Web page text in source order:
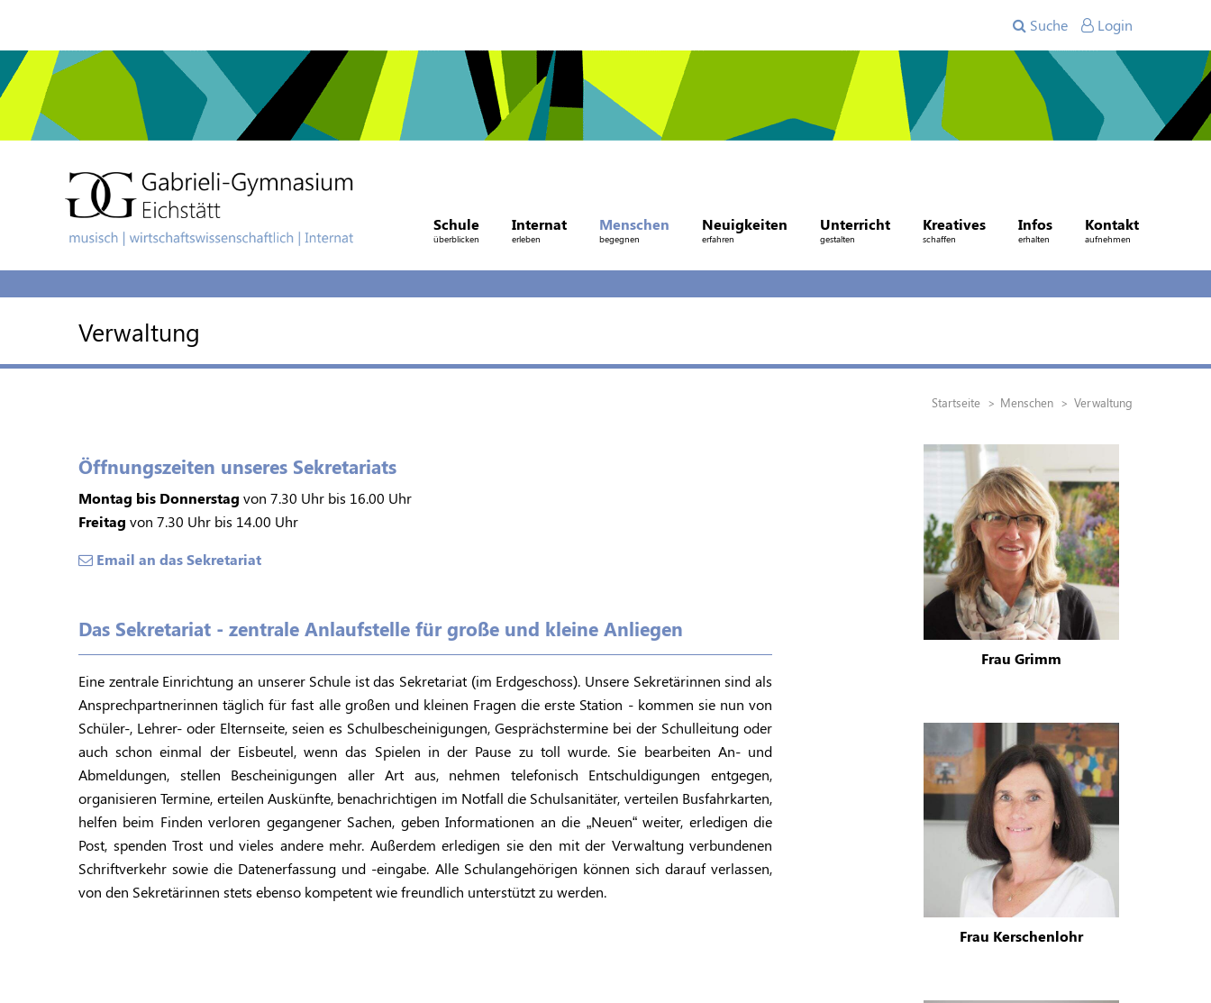
Suche Login
Schule
überblicken
Internat
erleben
Menschen
begegnen
Neuigkeiten
erfahren
Unterricht
gestalten
Kreatives
schaffen
Infos
erhalten
Kontakt
aufnehmen
Verwaltung
Startseite Menschen Verwaltung
Öffnungszeiten unseres Sekretariats
Montag bis Donnerstag von 7.30 Uhr bis 16.00 Uhr
Freitag von 7.30 Uhr bis 14.00 Uhr
Email an das Sekretariat
Das Sekretariat - zentrale Anlaufstelle für große und kleine Anliegen
Eine zentrale Einrichtung an unserer Schule ist das Sekretariat (im Erdgeschoss). Unsere Sekretärinnen sind als
Ansprechpartnerinnen täglich für fast alle großen und kleinen Fragen die erste Station - kommen sie nun von
Schüler-, Lehrer- oder Elternseite, seien es Schulbescheinigungen, Gesprächstermine bei der Schulleitung oder
auch schon einmal der Eisbeutel, wenn das Spielen in der Pause zu toll wurde. Sie bearbeiten An- und
Abmeldungen, stellen Bescheinigungen aller Art aus, nehmen telefonisch Entschuldigungen entgegen,
organisieren Termine, erteilen Auskünfte, benachrichtigen im Notfall die Schulsanitäter, verteilen Busfahrkarten,
helfen beim Finden verloren gegangener Sachen, geben Informationen an die „Neuen“ weiter, erledigen die
Post, spenden Trost und vieles andere mehr. Außerdem erledigen sie den mit der Verwaltung verbundenen
Schriftverkehr sowie die Datenerfassung und -eingabe. Alle Schulangehörigen können sich darauf verlassen,
von den Sekretärinnen stets ebenso kompetent wie freundlich unterstützt zu werden.
Frau Grimm
Frau Kerschenlohr